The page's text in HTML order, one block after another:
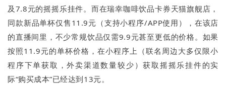
及7.8元的摇摇乐挂件。而在瑞幸咖啡饮品卡券天猫旗舰店，
同款新品单杯仅售11.9元（支持小程序/APP使用），在该店
的直播间里，不少常规饮品仅需9.9元甚至更低的价格。如果
按照11.9元的单杯价格，在小程序上（联名周边大多仅限小
程序下单获取，外卖渠道数量较少）获取摇摇乐挂件的实
际“购买成本”已经达到13元。